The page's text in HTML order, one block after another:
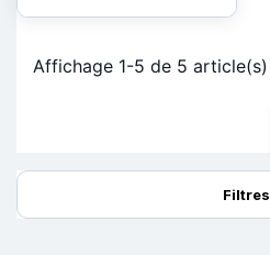
Affichage 1-5 de 5 article(s)
Filtres